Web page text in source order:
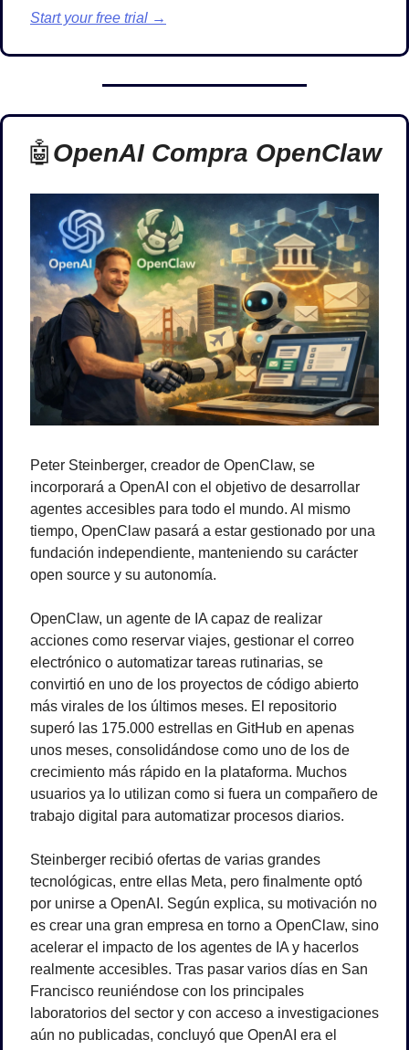
Start your free trial →
🤖OpenAI Compra OpenClaw
Peter Steinberger, creador de OpenClaw, se
incorporará a OpenAI con el objetivo de desarrollar
agentes accesibles para todo el mundo. Al mismo
tiempo, OpenClaw pasará a estar gestionado por una
fundación independiente, manteniendo su carácter
open source y su autonomía.
OpenClaw, un agente de IA capaz de realizar
acciones como reservar viajes, gestionar el correo
electrónico o automatizar tareas rutinarias, se
convirtió en uno de los proyectos de código abierto
más virales de los últimos meses. El repositorio
superó las 175.000 estrellas en GitHub en apenas
unos meses, consolidándose como uno de los de
crecimiento más rápido en la plataforma. Muchos
usuarios ya lo utilizan como si fuera un compañero de
trabajo digital para automatizar procesos diarios.
Steinberger recibió ofertas de varias grandes
tecnológicas, entre ellas Meta, pero finalmente optó
por unirse a OpenAI. Según explica, su motivación no
es crear una gran empresa en torno a OpenClaw, sino
acelerar el impacto de los agentes de IA y hacerlos
realmente accesibles. Tras pasar varios días en San
Francisco reuniéndose con los principales
laboratorios del sector y con acceso a investigaciones
aún no publicadas, concluyó que OpenAI era el